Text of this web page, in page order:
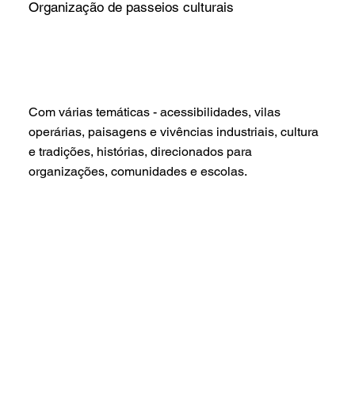
Organização de passeios culturais
Com várias temáticas - acessibilidades, vilas
operárias, paisagens e vivências industriais, cultura
e tradições, histórias, direcionados para
organizações, comunidades e escolas.